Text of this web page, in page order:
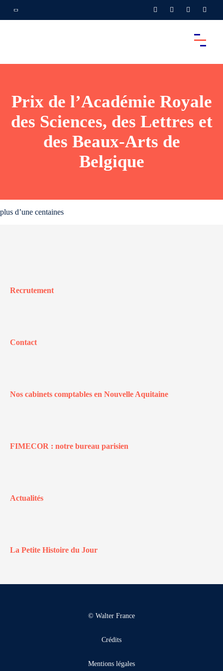
Prix de l’Académie Royale
des Sciences, des Lettres et
des Beaux-Arts de
Belgique
plus d’une centaines
Recrutement
Contact
Nos cabinets comptables en Nouvelle Aquitaine
FIMECOR : notre bureau parisien
Actualités
La Petite Histoire du Jour
© Walter France
Crédits
Mentions légales